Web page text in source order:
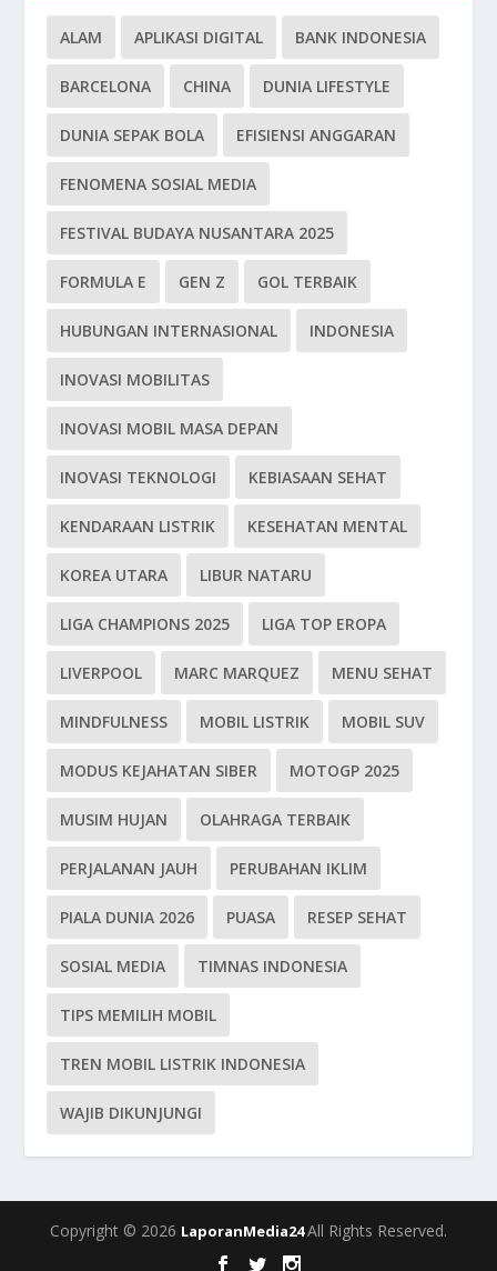
ALAM APLIKASI DIGITAL BANK INDONESIA
BARCELONA CHINA DUNIA LIFESTYLE
DUNIA SEPAK BOLA EFISIENSI ANGGARAN
FENOMENA SOSIAL MEDIA
FESTIVAL BUDAYA NUSANTARA 2025
FORMULA E GEN Z GOL TERBAIK
HUBUNGAN INTERNASIONAL INDONESIA
INOVASI MOBILITAS
INOVASI MOBIL MASA DEPAN
INOVASI TEKNOLOGI KEBIASAAN SEHAT
KENDARAAN LISTRIK KESEHATAN MENTAL
KOREA UTARA LIBUR NATARU
LIGA CHAMPIONS 2025 LIGA TOP EROPA
LIVERPOOL MARC MARQUEZ MENU SEHAT
MINDFULNESS MOBIL LISTRIK MOBIL SUV
MODUS KEJAHATAN SIBER MOTOGP 2025
MUSIM HUJAN OLAHRAGA TERBAIK
PERJALANAN JAUH PERUBAHAN IKLIM
PIALA DUNIA 2026 PUASA RESEP SEHAT
SOSIAL MEDIA TIMNAS INDONESIA
TIPS MEMILIH MOBIL
TREN MOBIL LISTRIK INDONESIA
WAJIB DIKUNJUNGI
Copyright © 2026 LaporanMedia24All Rights Reserved.